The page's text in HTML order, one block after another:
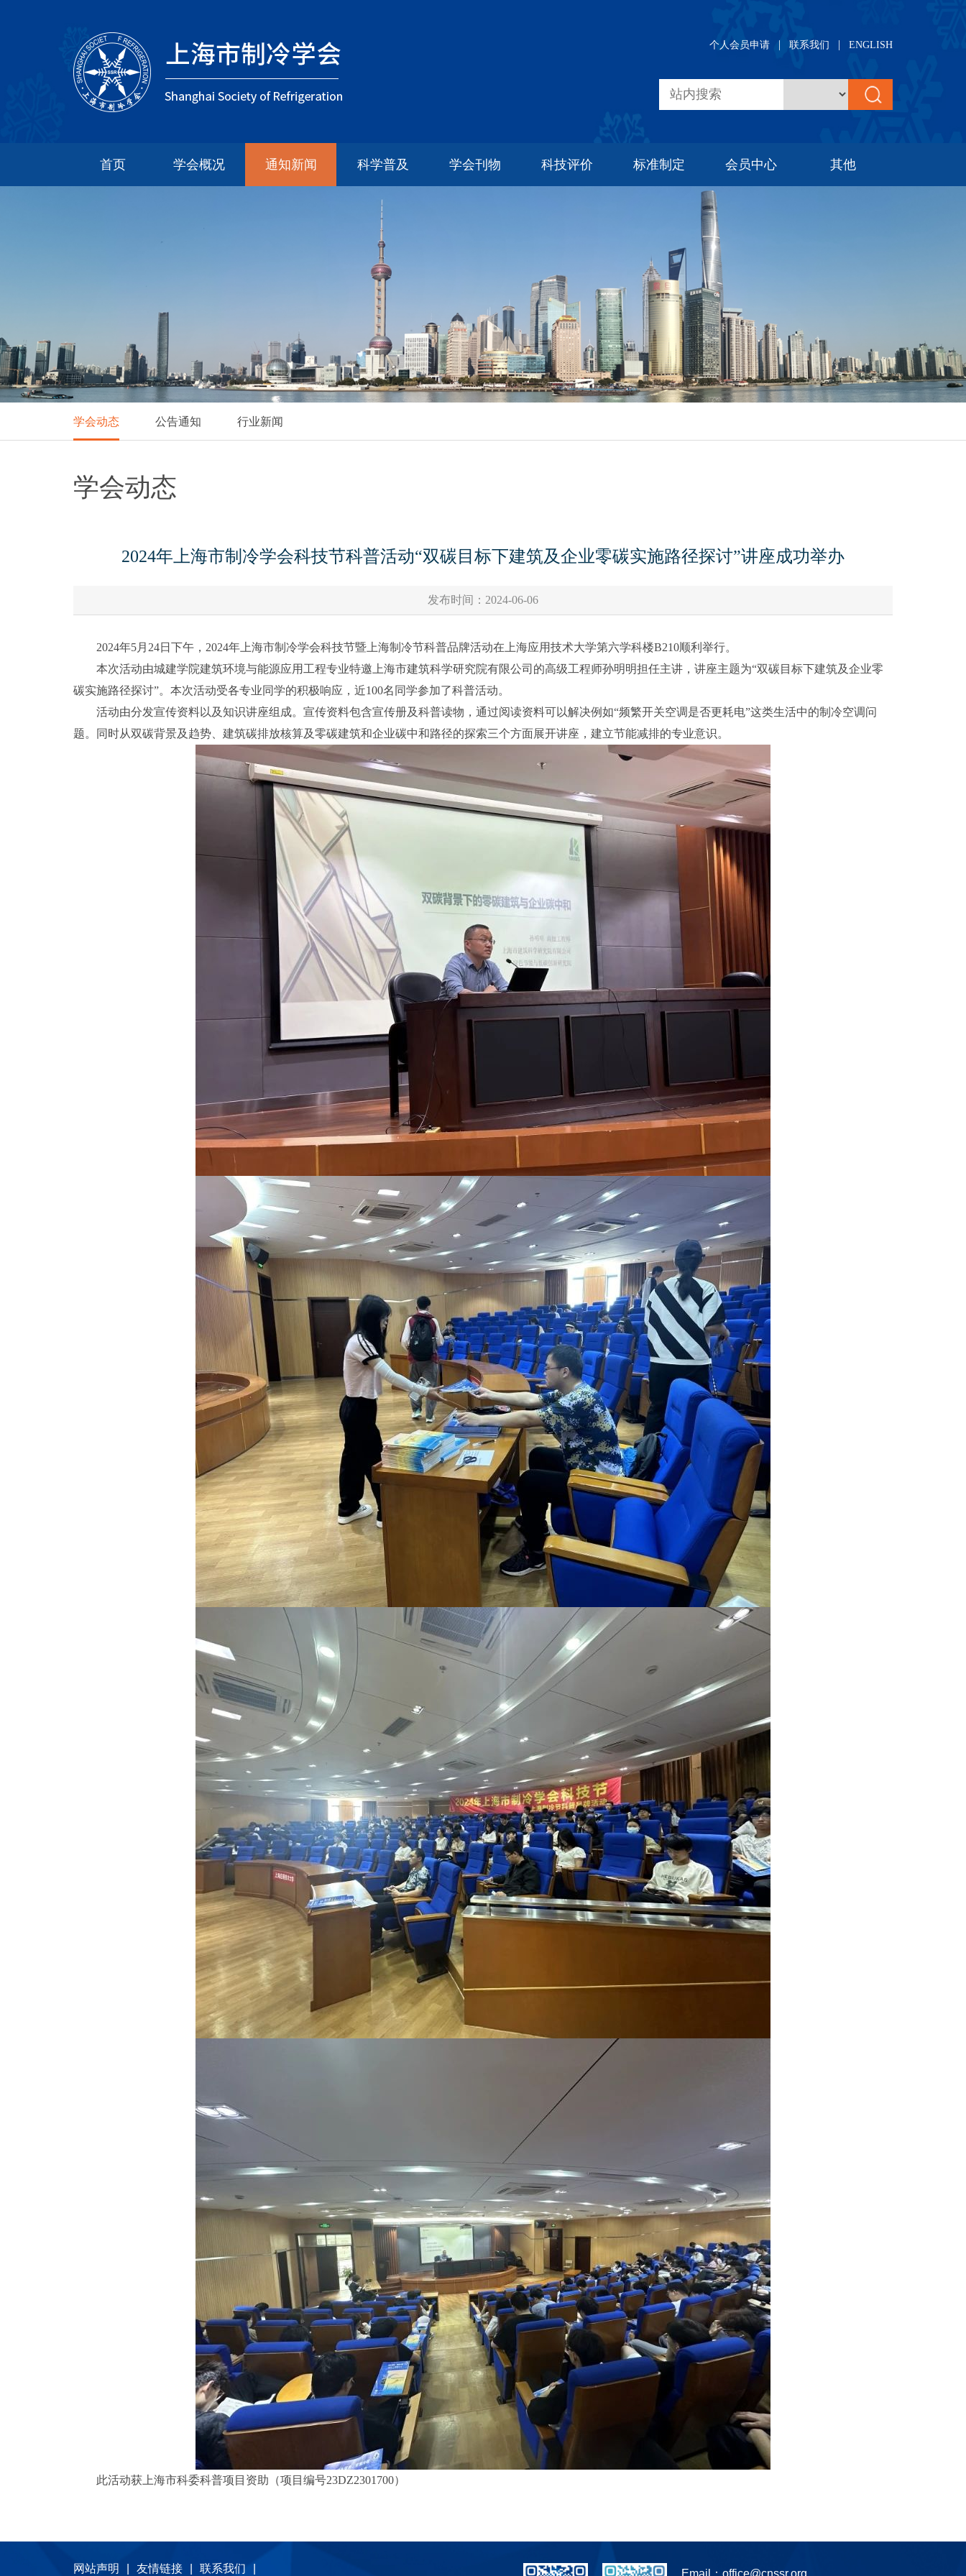
个人会员申请 | 联系我们 | ENGLISH
首页 学会概况 通知新闻 科学普及 学会刊物 科技评价 标准制定 会员中心 其他
学会动态 公告通知 行业新闻
学会动态
2024年上海市制冷学会科技节科普活动“双碳目标下建筑及企业零碳实施路径探讨”讲座成功举办
发布时间：2024-06-06
2024年5月24日下午，2024年上海市制冷学会科技节暨上海制冷节科普品牌活动在上海应用技术大学第六学科楼B210顺利举行。
本次活动由城建学院建筑环境与能源应用工程专业特邀上海市建筑科学研究院有限公司的高级工程师孙明明担任主讲，讲座主题为“双碳目标下建筑及企业零
碳实施路径探讨”。本次活动受各专业同学的积极响应，近100名同学参加了科普活动。
活动由分发宣传资料以及知识讲座组成。宣传资料包含宣传册及科普读物，通过阅读资料可以解决例如“频繁开关空调是否更耗电”这类生活中的制冷空调问
题。同时从双碳背景及趋势、建筑碳排放核算及零碳建筑和企业碳中和路径的探索三个方面展开讲座，建立节能减排的专业意识。
此活动获上海市科委科普项目资助（项目编号23DZ2301700）
网站声明 友情链接 联系我们